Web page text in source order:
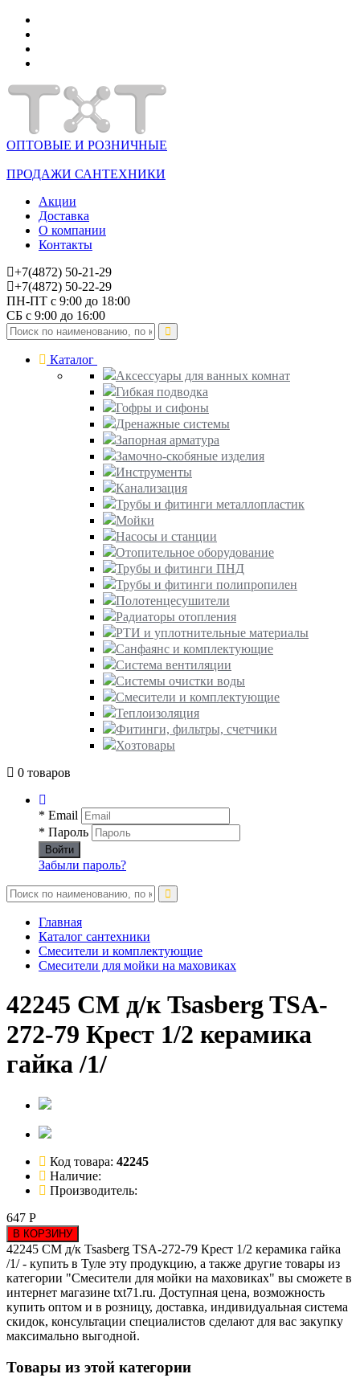
ОПТОВЫЕ И РОЗНИЧНЫЕ
ПРОДАЖИ САНТЕХНИКИ
Акции
Доставка
О компании
Контакты
+7(4872) 50-21-29
+7(4872) 50-22-29
ПН-ПТ с 9:00 до 18:00
СБ с 9:00 до 16:00
Каталог
Аксессуары для ванных комнат
Гибкая подводка
Гофры и сифоны
Дренажные системы
Запорная арматура
Замочно-скобяные изделия
Инструменты
Канализация
Трубы и фитинги металлопластик
Мойки
Насосы и станции
Отопительное оборудование
Трубы и фитинги ПНД
Трубы и фитинги полипропилен
Полотенцесушители
Радиаторы отопления
РТИ и уплотнительные материалы
Санфаянс и комплектующие
Система вентиляции
Системы очистки воды
Смесители и комплектующие
Теплоизоляция
Фитинги, фильтры, счетчики
Хозтовары
0 товаров
* Email
* Пароль
Войти
Забыли пароль?
Главная
Каталог сантехники
Смесители и комплектующие
Смесители для мойки на маховиках
42245 СМ д/к Tsasberg TSA-
272-79 Крест 1/2 керамика
гайка /1/
Код товара: 42245
Наличие:
Производитель:
647 Р
В КОРЗИНУ
42245 СМ д/к Tsasberg TSA-272-79 Крест 1/2 керамика гайка
/1/ - купить в Туле эту продукцию, а также другие товары из
категории "Смесители для мойки на маховиках" вы сможете в
интернет магазине txt71.ru. Доступная цена, возможность
купить оптом и в розницу, доставка, индивидуальная система
скидок, консультации специалистов сделают для вас закупку
максимально выгодной.
Товары из этой категории